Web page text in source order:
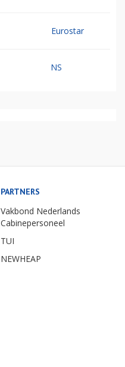
Eurostar
NS
PARTNERS
Vakbond Nederlands
Cabinepersoneel
TUI
NEWHEAP